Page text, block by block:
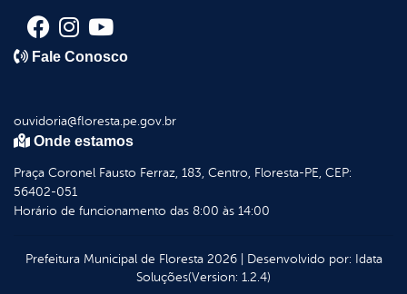
Fale Conosco
ouvidoria@floresta.pe.gov.br
Onde estamos
Praça Coronel Fausto Ferraz, 183, Centro, Floresta-PE, CEP:
56402-051
Horário de funcionamento das 8:00 às 14:00
Prefeitura Municipal de Floresta2026| Desenvolvido por: Idata
Soluções(Version: 1.2.4)